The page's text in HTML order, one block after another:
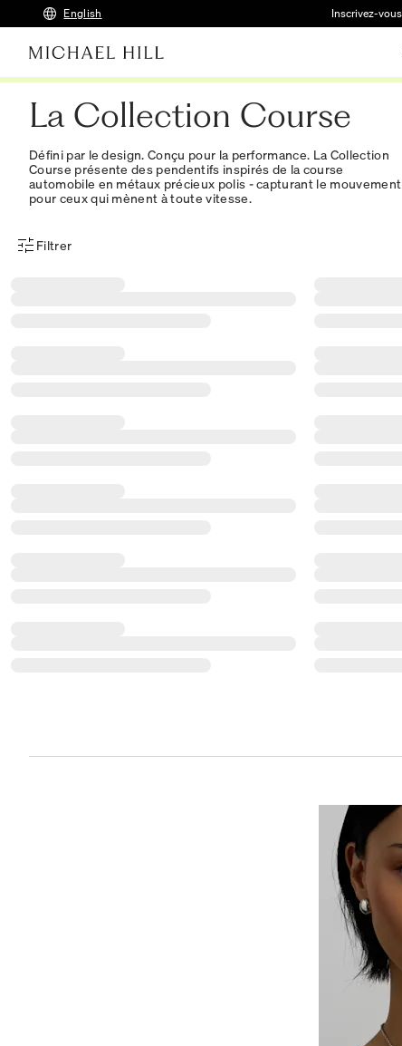
English Inscrivez-
La Collection Course
Défini par le design. Conçu pour la performance. La Collection
Course présente des pendentifs inspirés de la course
automobile en métaux précieux polis - capturant le mouvement
pour ceux qui mènent à toute vitesse.
Menu des filtres d'articles
Filtrer